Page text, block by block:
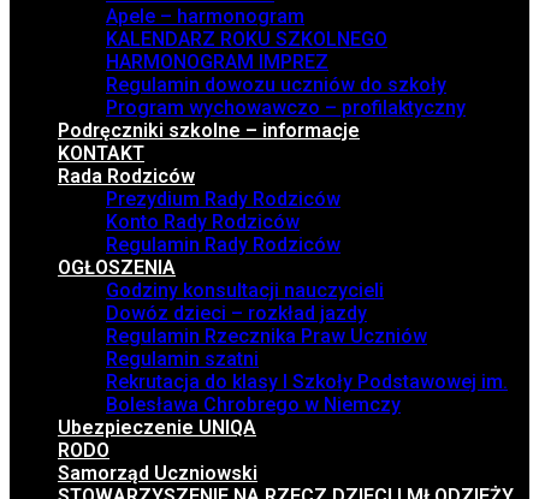
Apele – harmonogram
KALENDARZ ROKU SZKOLNEGO
HARMONOGRAM IMPREZ
Regulamin dowozu uczniów do szkoły
Program wychowawczo – profilaktyczny
Podręczniki szkolne – informacje
KONTAKT
Rada Rodziców
Prezydium Rady Rodziców
Konto Rady Rodziców
Regulamin Rady Rodziców
OGŁOSZENIA
Godziny konsultacji nauczycieli
Dowóz dzieci – rozkład jazdy
Regulamin Rzecznika Praw Uczniów
Regulamin szatni
Rekrutacja do klasy I Szkoły Podstawowej im.
Bolesława Chrobrego w Niemczy
Ubezpieczenie UNIQA
RODO
Samorząd Uczniowski